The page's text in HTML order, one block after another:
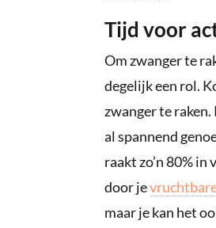
Tijd voor
Om zwanger te
degelijk een rol.
zwanger te
al spannend
raakt zo’n 80%
door je
maar je kan het